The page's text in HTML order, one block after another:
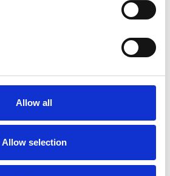
Allow all
Allow selection
Exkl. MwSt
Produkt anzeigen